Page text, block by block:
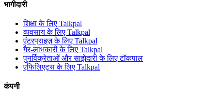
भागीदारी
शिक्षा के लिए Talkpal
व्यवसाय के लिए Talkpal
एंटरप्राइज़ के लिए Talkpal
गैर-लाभकारी के लिए Talkpal
पुनर्विक्रेताओं और साझेदारी के लिए टॉकपाल
एफिलिएट्स के लिए Talkpal
कंपनी